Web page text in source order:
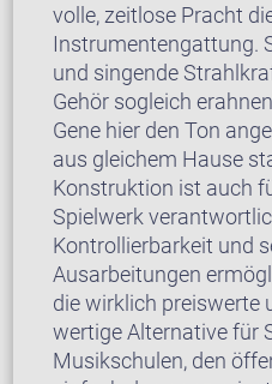
volle, zeitlose Pracht
Instrumentengattung.
und singende
Gehör sogleich
Gene hier den Ton
aus gleichem Hause
Konstruktion ist auch
Spielwerk
Kontrollierbarkeit und
Ausarbeitungen
die wirklich preiswerte
wertige Alternative für
Musikschulen, den